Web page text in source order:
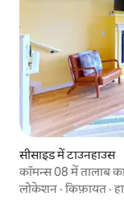
सीसाइड में टाउनहाउस
कॉमन्स 08 में तालाब
लोकेशन ·किफ़ायत ·